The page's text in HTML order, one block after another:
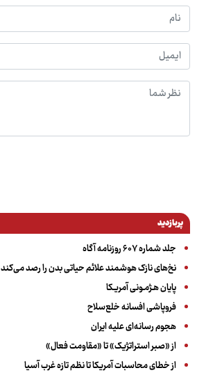
پربازدید
جلد شماره ۶۰۷ روزنامه آگاه
نخ‌های نازک هوشمند علائم حیاتی بدن را رصد می‌کند
پایان هـژمـونی آمریـکا
فروپاشی افسانه خلع‌سلاح
هجوم رسانه‌ای علیه ایران
از «صبر استراتژیک» تا «مقاومت فعال»
از خطای محاسبات آمریکا تا نظم تازه غرب آسیا